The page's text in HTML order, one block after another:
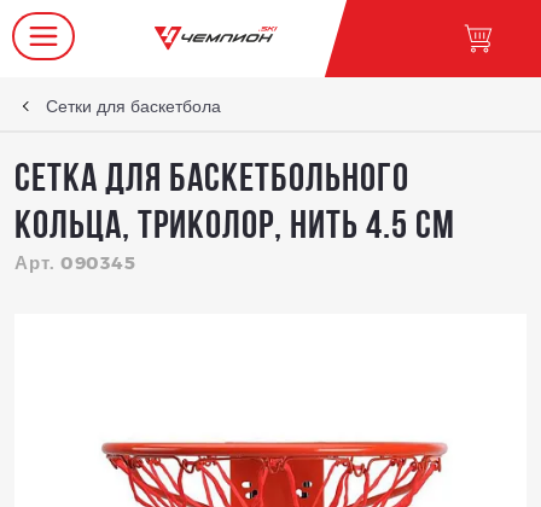
Сетки для баскетбола
Сетка для баскетбольного
кольца, триколор, нить 4.5 см
Арт. 090345